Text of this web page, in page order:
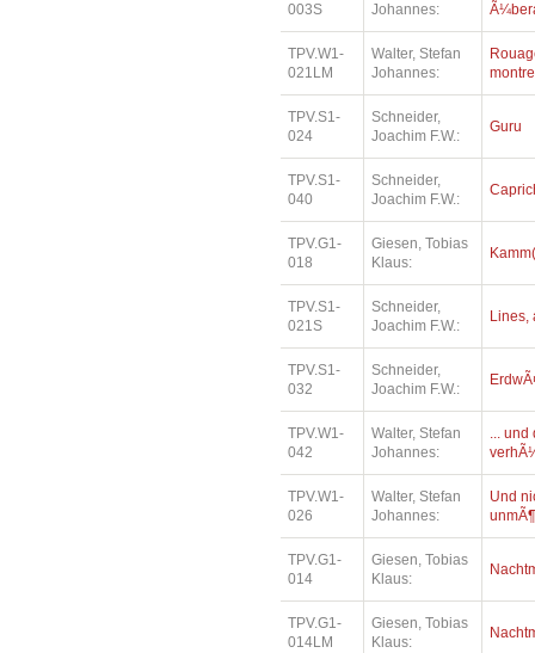
003S
Johannes:
TPV.W1-
021LM
Walter, Stefan
Johannes:
montre
TPV.S1-
024
Schneider,
Joachim F.W.:
Guru
TPV.S1-
040
Schneider,
Joachim F.W.:
TPV.G1-
018
Giesen, Tobias
Klaus:
TPV.S1-
021S
Schneider,
Joachim F.W.:
Lines,
TPV.S1-
032
Schneider,
Joachim F.W.:
TPV.W1-
042
Walter, Stefan
Johannes:
... und
TPV.W1-
026
Walter, Stefan
Johannes:
Und
TPV.G1-
014
Giesen, Tobias
Klaus:
TPV.G1-
014LM
Giesen, Tobias
Klaus: